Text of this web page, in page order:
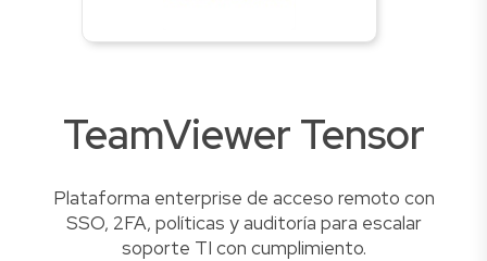
TeamViewer Tensor
Plataforma enterprise de acceso remoto con
SSO, 2FA, políticas y auditoría para escalar
soporte TI con cumplimiento.